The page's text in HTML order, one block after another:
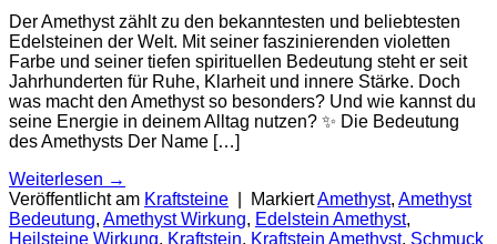
Der Amethyst zählt zu den bekanntesten und beliebtesten
Edelsteinen der Welt. Mit seiner faszinierenden violetten
Farbe und seiner tiefen spirituellen Bedeutung steht er seit
Jahrhunderten für Ruhe, Klarheit und innere Stärke. Doch
was macht den Amethyst so besonders? Und wie kannst du
seine Energie in deinem Alltag nutzen? ✨ Die Bedeutung
des Amethysts Der Name […]
Weiterlesen →
Veröffentlicht am Kraftsteine MarkiertAmethyst, Amethyst
Bedeutung, Amethyst Wirkung, Edelstein Amethyst,
Heilsteine Wirkung, Kraftstein, Kraftstein Amethyst, Schmuck